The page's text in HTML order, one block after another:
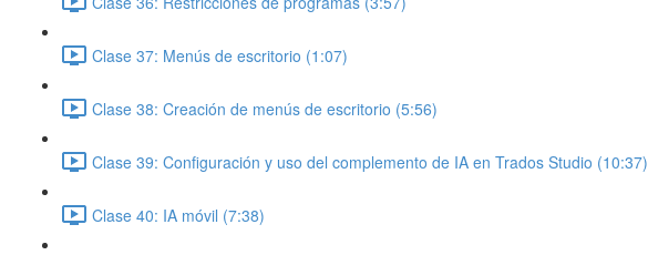
Clase 37: Menús de escritorio (1:07)
Clase 38: Creación de menús de escritorio (5:56)
Clase 39: Configuración y uso del complemento de IA en Trados Studio (10:37)
Clase 40: IA móvil (7:38)